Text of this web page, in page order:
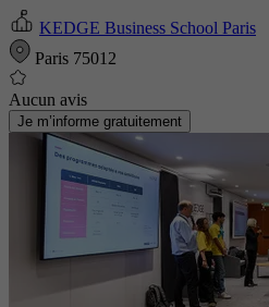
KEDGE Business School Paris
Paris 75012
Aucun avis
Je m’informe gratuitement